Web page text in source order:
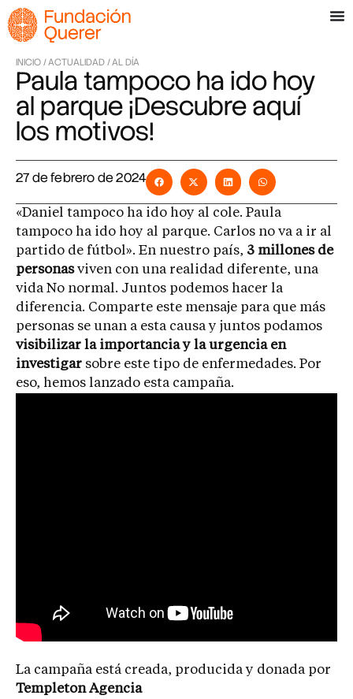
INICIO /ACTUALIDAD /AL DÍA
Paula tampoco ha ido hoy
al parque ¡Descubre aquí
los motivos!
27 de febrero de 2024
«Daniel tampoco ha ido hoy al cole. Paula
tampoco ha ido hoy al parque. Carlos no va a ir al
partido de fútbol». En nuestro país, 3 millones de
personasviven con una realidad diferente, una
vida No normal. Juntos podemos hacer la
diferencia. Comparte este mensaje para que más
personas se unan a esta causa y juntos podamos
visibilizar la importancia y la urgencia en
investigar sobre este tipo de enfermedades. Por
eso, hemos lanzado esta campaña.
La campaña está creada, producida y donada por
Templeton Agencia